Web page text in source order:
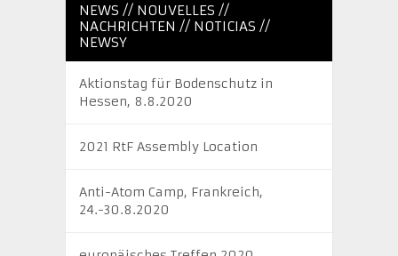
NEWS // NOUVELLES //
NACHRICHTEN // NOTICIAS //
NEWSY
Aktionstag für Bodenschutz in
Hessen, 8.8.2020
2021 RtF Assembly Location
Anti-Atom Camp, Frankreich,
24.-30.8.2020